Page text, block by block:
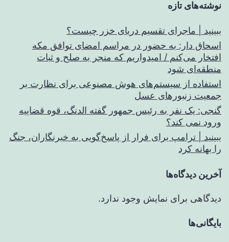
نوشته‌های تازه
ببینید | ماجرای تقسیم دریای خزر چیست؟
اسحاق‌ دار: به حضور در مراسم امضای توافق مکه
افتخار می‌کنم / امیدواریم که منجر به صلح و ثبات
منطقه‌ای شود
استفاده از سیستم‌های هوش مصنوعی برای نظارت بر
جمعیت زنبورهای عسل
گنجی: یک نفر به رئیس جمهور گفته الدنگ، قوه قضاییه
ورود نمی کند؟
ببینید | ترامپ برای فرار از پاسخ‌گویی به خبرنگاران، جنگ
را بهانه کرد
آخرین دیدگاه‌ها
دیدگاهی برای نمایش وجود ندارد.
بایگانی‌ها